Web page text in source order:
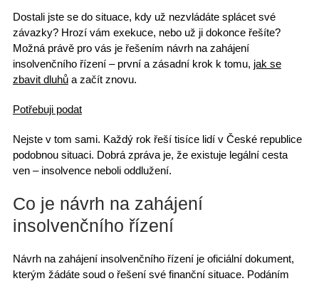
Dostali jste se do situace, kdy už nezvládáte splácet své
závazky? Hrozí vám exekuce, nebo už ji dokonce řešíte?
Možná právě pro vás je řešením návrh na zahájení
insolvenčního řízení– první a zásadní krok k tomu, jak se
zbavit dluhůa začít znovu.
Potřebuji podat
Nejste v tom sami. Každý rok řeší tisíce lidív České republice
podobnou situaci. Dobrá zpráva je, že existuje legální cesta
ven – insolvenceneboli oddlužení.
Co je návrh na zahájení
insolvenčního řízení
Návrh na zahájení insolvenčního řízení je oficiální dokument,
kterým žádáte soud o řešení své finanční situace. Podáním